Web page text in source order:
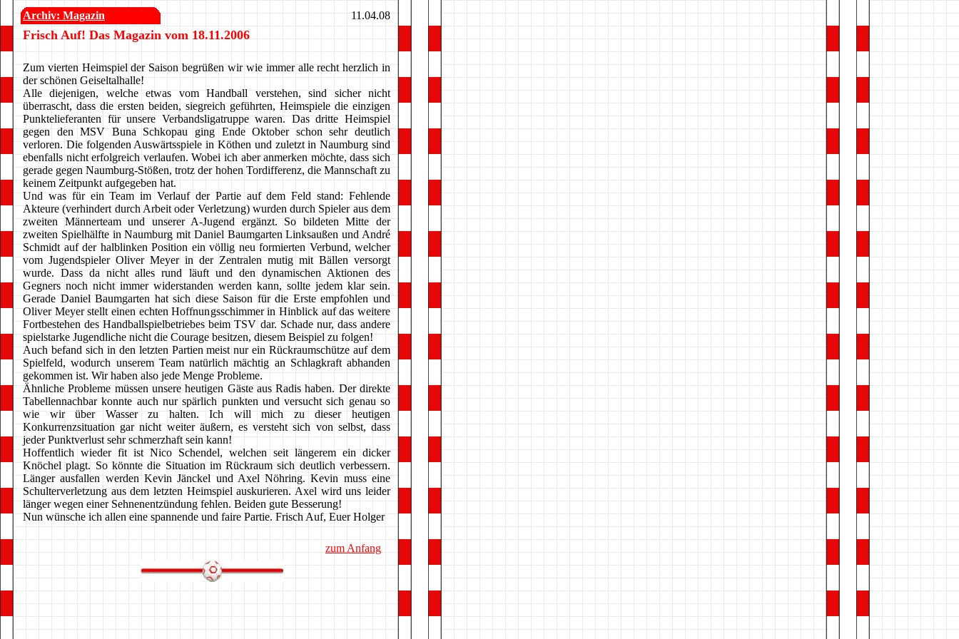
Archiv: Magazin 11.04.08
Frisch Auf! Das Magazin vom 18.11.2006
Zum vierten Heimspiel der Saison begrüßen wir wie immer alle recht herzlich in
der schönen Geiseltalhalle!
Alle diejenigen, welche etwas vom Handball verstehen, sind sicher nicht
überrascht, dass die ersten beiden, siegreich geführten, Heimspiele die einzigen
Punktelieferanten für unsere Verbandsligatruppe waren. Das dritte Heimspiel
gegen den MSV Buna Schkopau ging Ende Oktober schon sehr deutlich
verloren. Die folgenden Auswärtsspiele in Köthen und zuletzt in Naumburg sind
ebenfalls nicht erfolgreich verlaufen. Wobei ich aber anmerken möchte, dass sich
gerade gegen Naumburg-Stößen, trotz der hohen Tordifferenz, die Mannschaft zu
keinem Zeitpunkt aufgegeben hat.
Und was für ein Team im Verlauf der Partie auf dem Feld stand: Fehlende
Akteure (verhindert durch Arbeit oder Verletzung) wurden durch Spieler aus dem
zweiten Männerteam und unserer A-Jugend ergänzt. So bildeten Mitte der
zweiten Spielhälfte in Naumburg mit Daniel Baumgarten Linksaußen und André
Schmidt auf der halblinken Position ein völlig neu formierten Verbund, welcher
vom Jugendspieler Oliver Meyer in der Zentralen mutig mit Bällen versorgt
wurde. Dass da nicht alles rund läuft und den dynamischen Aktionen des
Gegners noch nicht immer widerstanden werden kann, sollte jedem klar sein.
Gerade Daniel Baumgarten hat sich diese Saison für die Erste empfohlen und
Oliver Meyer stellt einen echten Hoffnungsschimmer in Hinblick auf das weitere
Fortbestehen des Handballspielbetriebes beim TSV dar. Schade nur, dass andere
spielstarke Jugendliche nicht die Courage besitzen, diesem Beispiel zu folgen!
Auch befand sich in den letzten Partien meist nur ein Rückraumschütze auf dem
Spielfeld, wodurch unserem Team natürlich mächtig an Schlagkraft abhanden
gekommen ist. Wir haben also jede Menge Probleme.
Ähnliche Probleme müssen unsere heutigen Gäste aus Radis haben. Der direkte
Tabellennachbar konnte auch nur spärlich punkten und versucht sich genau so
wie wir über Wasser zu halten. Ich will mich zu dieser heutigen
Konkurrenzsituation gar nicht weiter äußern, es versteht sich von selbst, dass
jeder Punktverlust sehr schmerzhaft sein kann!
Hoffentlich wieder fit ist Nico Schendel, welchen seit längerem ein dicker
Knöchel plagt. So könnte die Situation im Rückraum sich deutlich verbessern.
Länger ausfallen werden Kevin Jänckel und Axel Nöhring. Kevin muss eine
Schulterverletzung aus dem letzten Heimspiel auskurieren. Axel wird uns leider
länger wegen einer Sehnenentzündung fehlen. Beiden gute Besserung!
Nun wünsche ich allen eine spannende und faire Partie. Frisch Auf, Euer Holger
zum Anfang